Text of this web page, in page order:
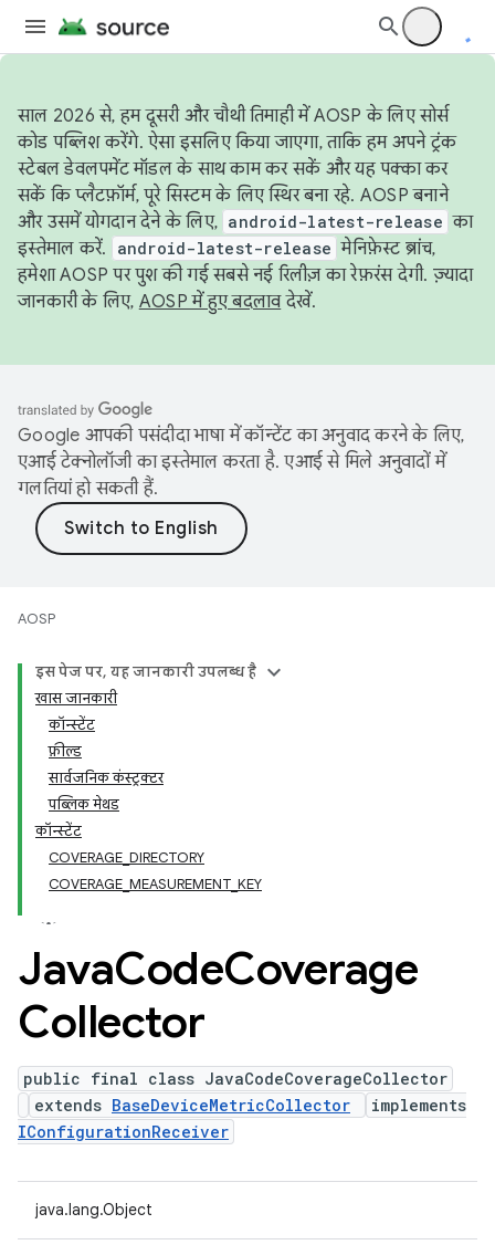
साल 2026 से, हम दूसरी और चौथी तिमाही में AOSP के लिए सोर्स
कोड पब्लिश करेंगे. ऐसा इसलिए किया जाएगा, ताकि हम अपने ट्रंक
स्टेबल डेवलपमेंट मॉडल के साथ काम कर सकें और यह पक्का कर
सकें कि प्लैटफ़ॉर्म, पूरे सिस्टम के लिए स्थिर बना रहे. AOSP बनाने
और उसमें योगदान देने के लिए, android-latest-release का
इस्तेमाल करें.
android-latest-release मेनिफ़ेस्ट ब्रांच,
हमेशा AOSP पर पुश की गई सबसे नई रिलीज़ का रेफ़रंस देगी. ज़्यादा
जानकारी के लिए, AOSP में हुए बदलावदेखें.
Google आपकी पसंदीदा भाषा में कॉन्टेंट का अनुवाद करने के लिए,
एआई टेक्नोलॉजी का इस्तेमाल करता है. एआई से मिले अनुवादों में
गलतियां हो सकती हैं.
AOSP
इस पेज पर, यह जानकारी उपलब्ध है
खास जानकारी
कॉन्स्टेंट
फ़ील्ड
सार्वजनिक कंस्ट्रक्टर
पब्लिक मेथड
कॉन्स्टेंट
COVERAGE_DIRECTORY
COVERAGE_MEASUREMENT_KEY
JavaCodeCoverage
Collector
public final class JavaCodeCoverageCollector
extends BaseDeviceMetricCollector
implements
IConfigurationReceiver
java.lang.Object